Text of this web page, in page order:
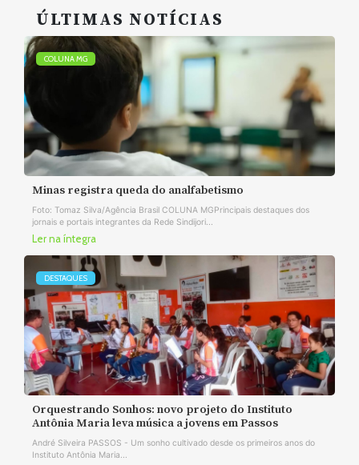
ÚLTIMAS NOTÍCIAS
COLUNA MG
Minas registra queda do analfabetismo
Foto: Tomaz Silva/Agência Brasil COLUNA MGPrincipais destaques dos
jornais e portais integrantes da Rede Sindijori...
Ler na íntegra
DESTAQUES
Orquestrando Sonhos: novo projeto do Instituto
Antônia Maria leva música a jovens em Passos
André Silveira PASSOS - Um sonho cultivado desde os primeiros anos do
Instituto Antônia Maria...